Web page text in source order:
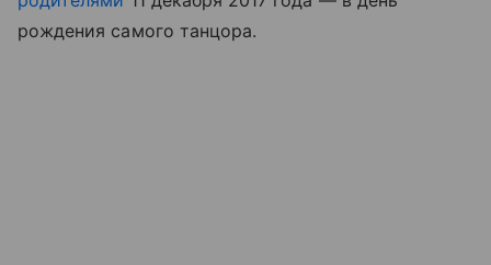
рождения самого танцора.